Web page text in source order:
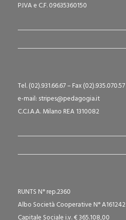
P.IVA e C.F. 09635360150
Tel. (02).931.66.67 – Fax (02).935.070.57
e-mail: stripes@pedagogia.it
C.C.I.A.A. Milano REA 1310082
RUNTS N° rep.2360
Albo Società Cooperative N° A161242
Capitale Sociale i.v. € 365.108,00